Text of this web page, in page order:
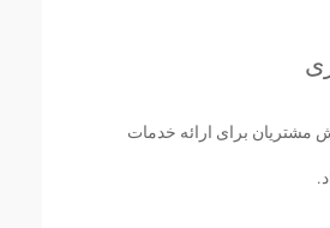
مشتریان برای ارائه خدمات